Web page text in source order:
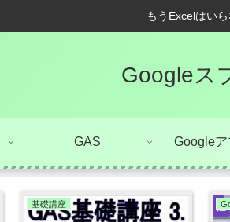
もうExcelはい
Googleス
GAS Google
基礎講座